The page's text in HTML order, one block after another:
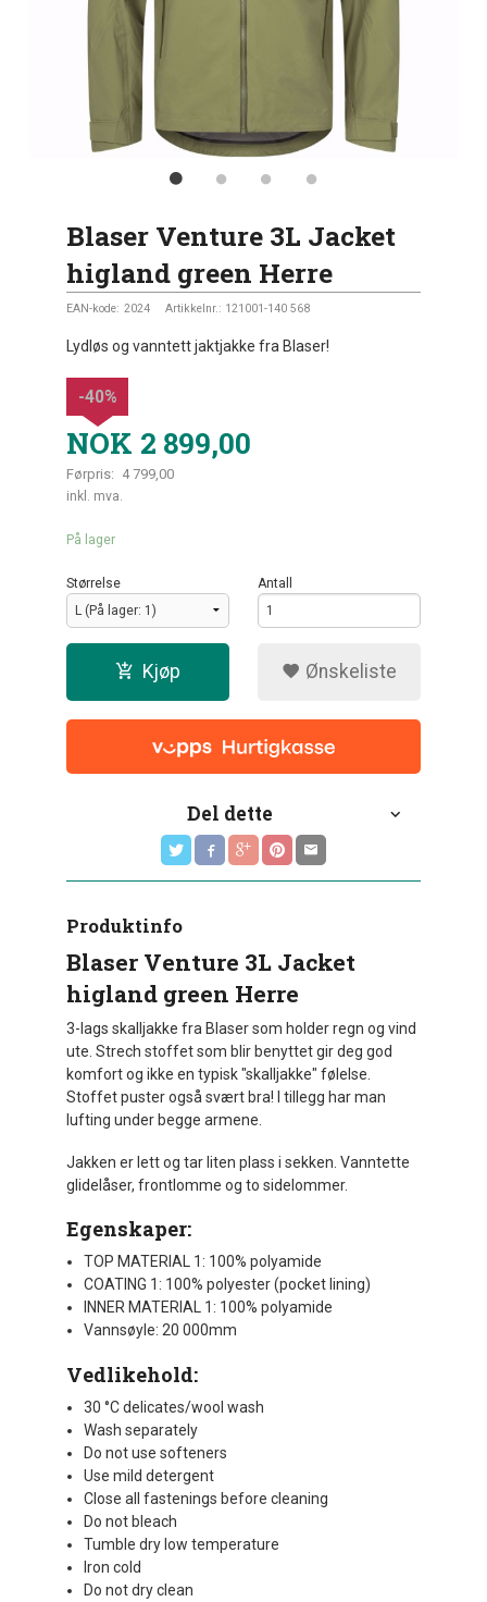
Blaser Venture 3L Jacket
higland green Herre
EAN-kode: 2024 Artikkelnr.: 121001-140 568
Lydløs og vanntett jaktjakke fra Blaser!
NOK 2 899,00
Førpris: 4 799,00
Rabatt
-40%
inkl. mva.
På lager
Størrelse Antall
Kjøp Ønskeliste
Del dette
Produktinfo
Blaser Venture 3L Jacket
higland green Herre
3-lags skalljakke fra Blaser som holder regn og vind
ute. Strech stoffet som blir benyttet gir deg god
komfort og ikke en typisk "skalljakke" følelse.
Stoffet puster også svært bra! I tillegg har man
lufting under begge armene.
Jakken er lett og tar liten plass i sekken. Vanntette
glidelåser, frontlomme og to sidelommer.
Egenskaper:
TOP MATERIAL 1: 100% polyamide
COATING 1: 100% polyester (pocket lining)
INNER MATERIAL 1: 100% polyamide
Vannsøyle: 20 000mm
Vedlikehold:
30 °C delicates/wool wash
Wash separately
Do not use softeners
Use mild detergent
Close all fastenings before cleaning
Do not bleach
Tumble dry low temperature
Iron cold
Do not dry clean